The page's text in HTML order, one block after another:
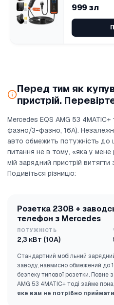
999 зл
Перед тим як
пристрій.
Mercedes EQS AMG 53
фазно/3-фазно, 16А).
авто обмежить потужність до
питання не в тому, «яка у
мій зарядний пристрій витягти
Подивіться різницю:
Розетка 230В +
телефон з Mercedes
ПОТУЖНІСТЬ
2,3 кВт (10А)
Стандартний мобільний
заводу, навмисно обмежений до
безпеку типової розетки. Повне
AMG 53 4MATIC+ тоді займе
яке вам не потрібно приймати